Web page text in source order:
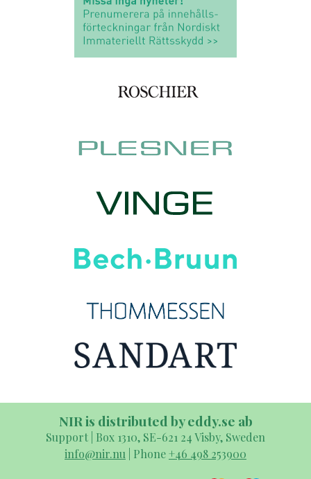
NIR is distributed by eddy.se ab
Support | Box 1310, SE-621 24 Visby, Sweden
info@nir.nu | Phone+46 498 253900